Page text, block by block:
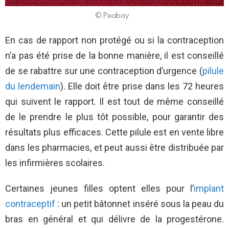
© Pixabay
En cas de rapport non protégé ou si la contraception
n’a pas été prise de la bonne manière, il est conseillé
de se rabattre sur une contraception d’urgence (pilule
du lendemain). Elle doit être prise dans les 72 heures
qui suivent le rapport. Il est tout de même conseillé
de le prendre le plus tôt possible, pour garantir des
résultats plus efficaces. Cette pilule est en vente libre
dans les pharmacies, et peut aussi être distribuée par
les infirmières scolaires.
Certaines jeunes filles optent elles pour l’implant
contraceptif : un petit bâtonnet inséré sous la peau du
bras en général et qui délivre de la progestérone.